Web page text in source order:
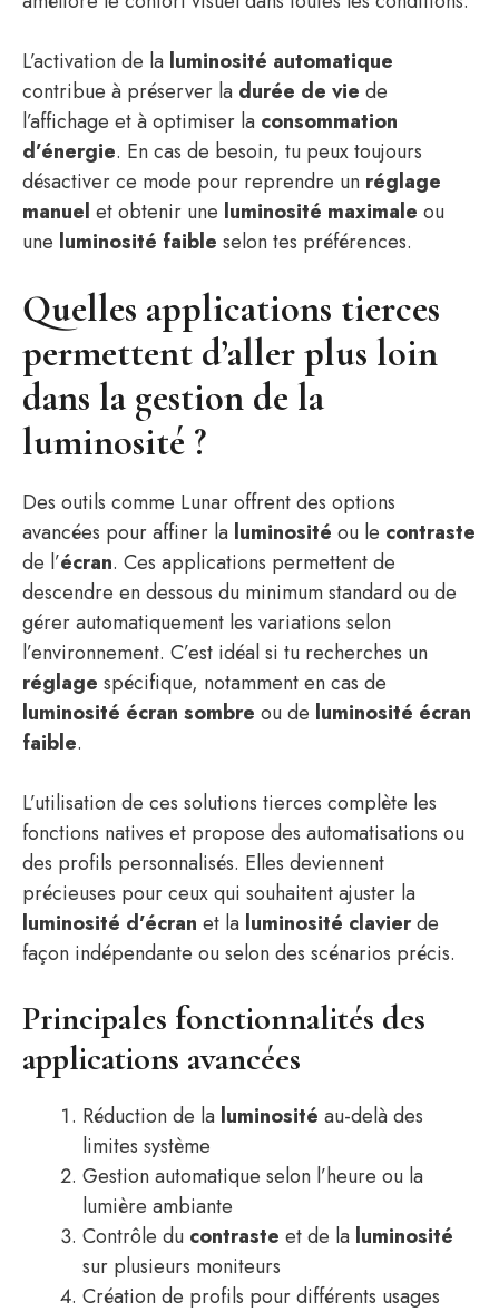
L’activation de la luminosité automatique
contribue à préserver la durée de vie de
l’affichage et à optimiser la consommation
d’énergie. En cas de besoin, tu peux toujours
désactiver ce mode pour reprendre un réglage
manuel et obtenir une luminosité maximale ou
une luminosité faible selon tes préférences.
Quelles applications tierces
permettent d’aller plus loin
dans la gestion de la
luminosité ?
Des outils comme Lunar offrent des options
avancées pour affiner la luminosité ou le contraste
de l’écran. Ces applications permettent de
descendre en dessous du minimum standard ou de
gérer automatiquement les variations selon
l’environnement. C’est idéal si tu recherches un
réglage spécifique, notamment en cas de
luminosité écran sombre ou de luminosité écran
faible.
L’utilisation de ces solutions tierces complète les
fonctions natives et propose des automatisations ou
des profils personnalisés. Elles deviennent
précieuses pour ceux qui souhaitent ajuster la
luminosité d’écran et la luminosité clavierde
façon indépendante ou selon des scénarios précis.
Principales fonctionnalités des
applications avancées
Réduction de la luminosité au-delà des
limites système
Gestion automatique selon l’heure ou la
lumière ambiante
Contrôle du contraste et de la luminosité
sur plusieurs moniteurs
Création de profils pour différents usages